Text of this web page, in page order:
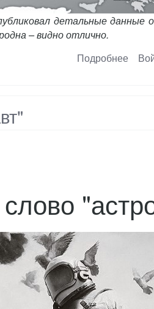
детальные данные
– видно отлично.
Подробнее